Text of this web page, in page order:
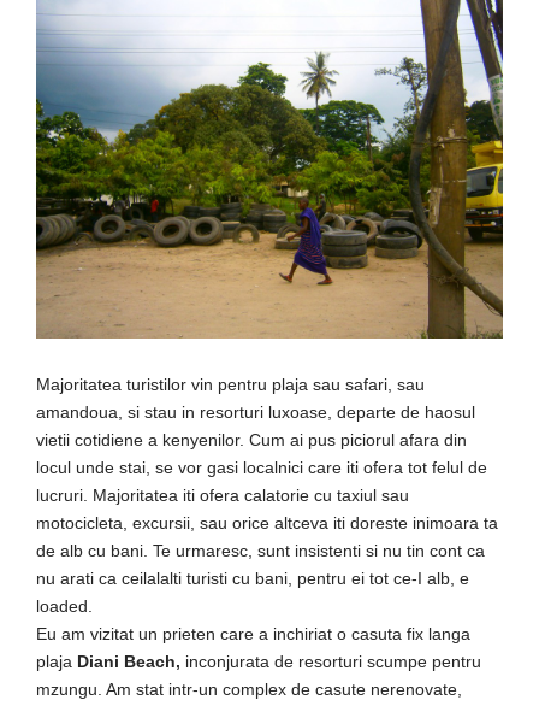
Majoritatea turistilor vin pentru plaja sau safari, sau
amandoua, si stau in resorturi luxoase, departe de haosul
vietii cotidiene a kenyenilor. Cum ai pus piciorul afara din
locul unde stai, se vor gasi localnici care iti ofera tot felul de
lucruri. Majoritatea iti ofera calatorie cu taxiul sau
motocicleta, excursii, sau orice altceva iti doreste inimoara ta
de alb cu bani. Te urmaresc, sunt insistenti si nu tin cont ca
nu arati ca ceilalalti turisti cu bani, pentru ei tot ce-I alb, e
loaded.
Eu am vizitat un prieten care a inchiriat o casuta fix langa
plaja Diani Beach, inconjurata de resorturi scumpe pentru
mzungu. Am stat intr-un complex de casute nerenovate,